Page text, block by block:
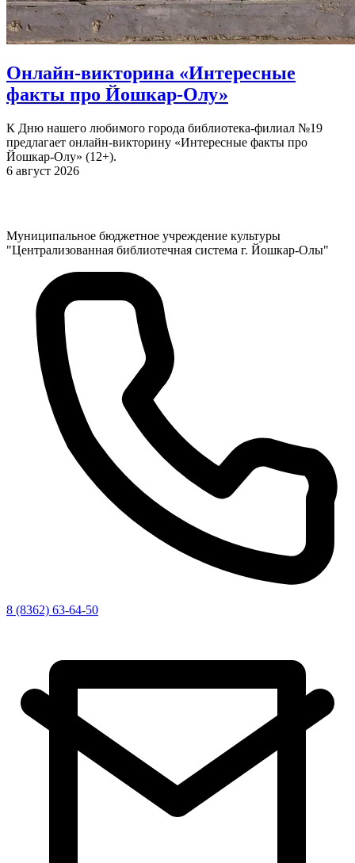
Онлайн-викторина «Интересные
факты про Йошкар-Олу»
К Дню нашего любимого города библиотека-филиал №19
предлагает онлайн-викторину «Интересные факты про
Йошкар-Олу» (12+).
6 август 2026
Муниципальное бюджетное учреждение культуры
"Централизованная библиотечная система г. Йошкар-Олы"
8 (8362) 63-64-50